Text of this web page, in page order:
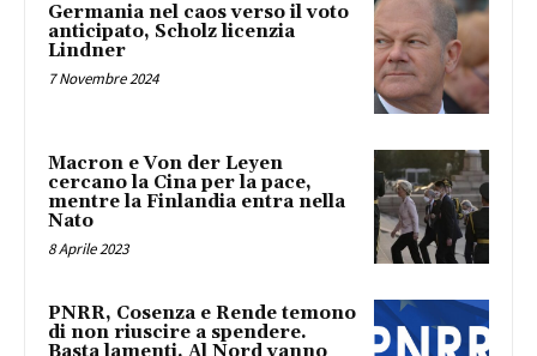
Germania nel caos verso il voto
anticipato, Scholz licenzia
Lindner
7 Novembre 2024
Macron e Von der Leyen
cercano la Cina per la pace,
mentre la Finlandia entra nella
Nato
8 Aprile 2023
PNRR, Cosenza e Rende temono
di non riuscire a spendere.